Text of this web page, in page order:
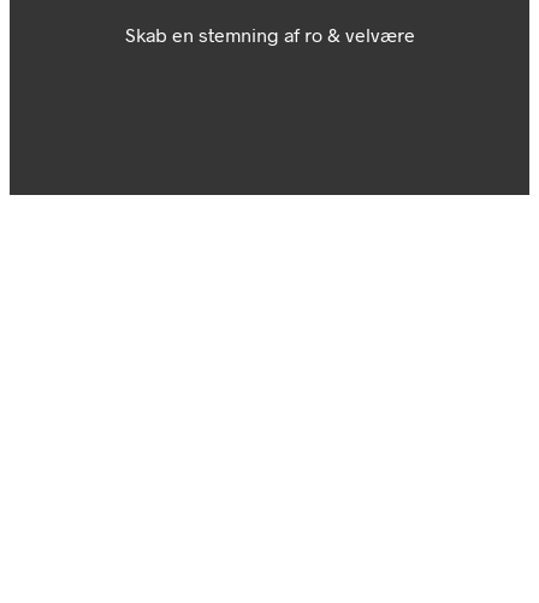
Skab en stemning af ro & velvære